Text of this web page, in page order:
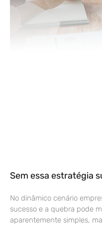
Sem essa estratégia
No dinâmico cenário
sucesso e a quebra pode
aparentemente simples,